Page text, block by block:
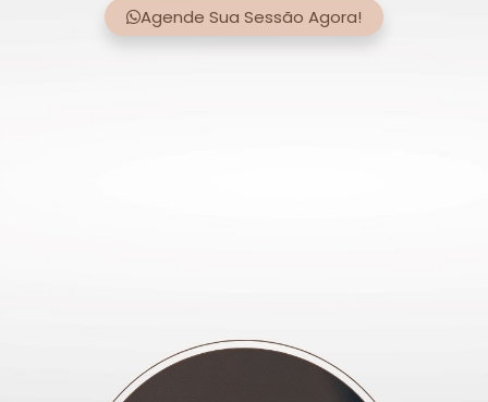
Agende Sua Sessão Agora!